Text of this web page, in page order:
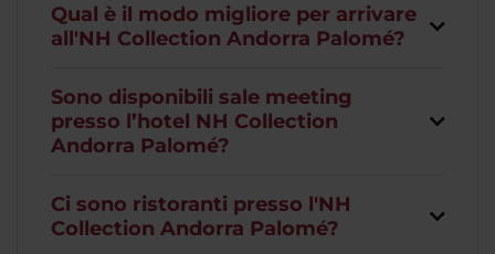
Qual è il modo migliore per arrivare
all'NH Collection Andorra Palomé?
Sono disponibili sale meeting
presso l’hotel NH Collection
Andorra Palomé?
Ci sono ristoranti presso l'NH
Collection Andorra Palomé?